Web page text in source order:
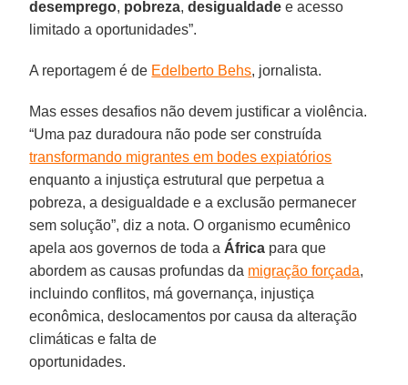
desemprego, pobreza,desigualdade e acesso
limitado a oportunidades”.
A reportagem é de Edelberto Behs, jornalista.
Mas esses desafios não devem justificar a violência.
“Uma paz duradoura não pode ser construída
transformando migrantes em bodes expiatórios
enquanto a injustiça estrutural que perpetua a
pobreza, a desigualdade e a exclusão permanecer
sem solução”, diz a nota. O organismo ecumênico
apela aos governos de toda a África para que
abordem as causas profundas da migração forçada,
incluindo conflitos, má governança, injustiça
econômica, deslocamentos por causa da alteração
climáticas e falta de
oportunidades.